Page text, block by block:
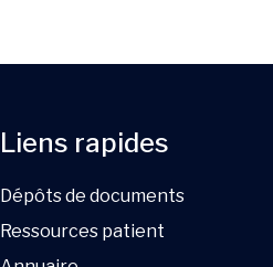
Liens rapides
Dépôts de documents
Ressources patient